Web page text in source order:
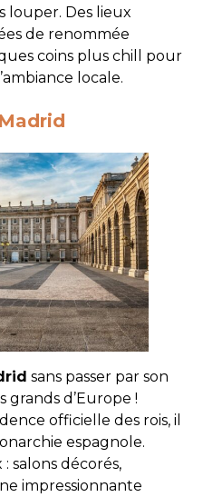
louper. Des lieux
de renommée
coins plus chill pour
locale.
sans passer par son
grands d’Europe !
officielle des rois, il
espagnole.
salons décorés,
impressionnante